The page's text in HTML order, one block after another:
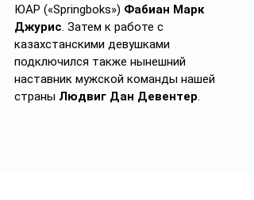
ЮАР («Springboks») Фабиан Марк
Джурис. Затем к работе с
казахстанскими девушками
подключился также нынешний
наставник мужской команды нашей
страны Людвиг Дан Девентер.